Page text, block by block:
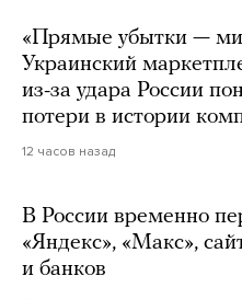
«Прямые убытки —
Украинский
из-за удара России
потери в истории
12 часов назад
В России временно
«Яндекс», «Макс»,
и банков